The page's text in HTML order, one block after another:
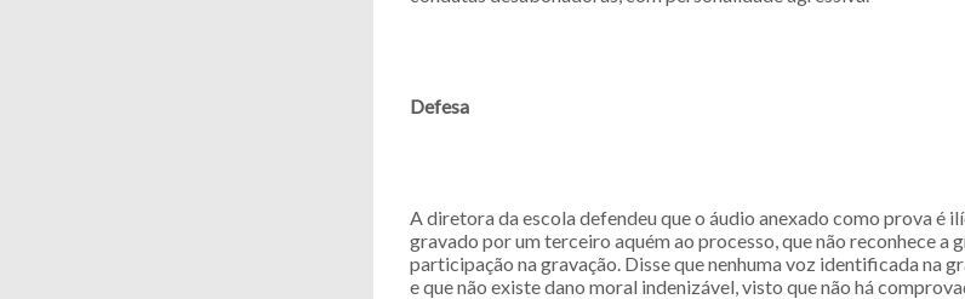
Defesa
A diretora da escola defendeu que o áudio anexado como prova é
gravado por um terceiro aquém ao processo, que não reconhece a
participação na gravação. Disse que nenhuma voz identificada na
e que não existe dano moral indenizável, visto que não há